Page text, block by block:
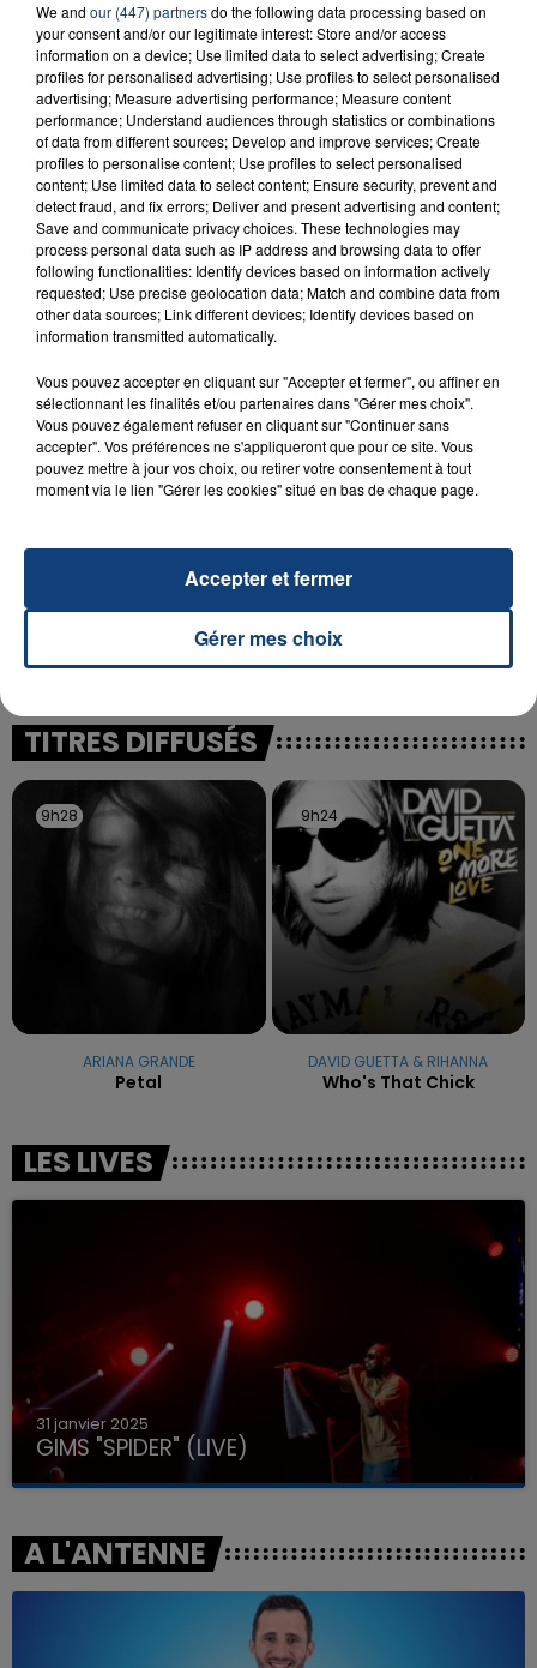
FIL D'ACTU
23 juillet 2026
INCENDIE MORTEL À LENS : UNE FEMME ET
SON BÉBÉ ENTRE LA VIE ET LA...
aspergé sa compagne et leur bébé de trois mois
d'un liquide inflammable.
UNE ADOLESCENTE DEVANT SE FAIRE
OPÉRER DE LA CHEVILLE RESSORT DE LA...
La famille a porté plainte contre la clinique qui a
excuses.
TITRES DIFFUSÉS
9h28
9h28
ARIANA GRANDE
Petal
9h24
9h24
DAVID GUETTA & RIHANNA
Who's That Chick
LES LIVES
31 janvier 2025
GIMS "SPIDER" (LIVE)
A L'ANTENNE
We and our (447) partnersdo the following data processing based on
your consent and/or our legitimate interest: Store and/or access
information on a device; Use limited data to select advertising; Create
profiles for personalised advertising; Use profiles to select personalised
advertising; Measure advertising performance; Measure content
performance; Understand audiences through statistics or combinations
of data from different sources; Develop and improve services; Create
profiles to personalise content; Use profiles to select personalised
content; Use limited data to select content; Ensure security, prevent and
detect fraud, and fix errors; Deliver and present advertising and content;
Save and communicate privacy choices. These technologies may
process personal data such as IP address and browsing data to offer
following functionalities: Identify devices based on information actively
requested; Use precise geolocation data; Match and combine data from
other data sources; Link different devices; Identify devices based on
information transmitted automatically.
Vous pouvez accepter en cliquant sur "Accepter et fermer", ou affiner en
sélectionnant les finalités et/ou partenaires dans "Gérer mes choix".
Vous pouvez également refuser en cliquant sur "Continuer sans
accepter". Vos préférences ne s'appliqueront que pour ce site. Vous
pouvez mettre à jour vos choix, ou retirer votre consentement à tout
moment via le lien "Gérer les cookies" situé en bas de chaque page.
Gérer mes choix
Accepter et fermer